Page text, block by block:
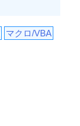
マクロ/VBA